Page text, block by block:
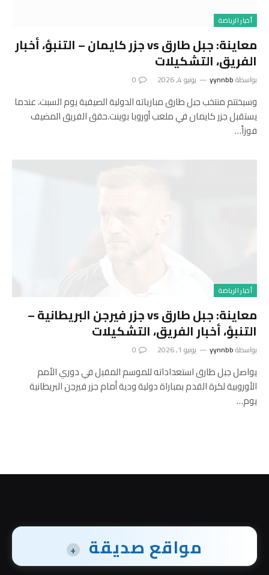
أخبار الرياضة
معاينة: جبل طارق vs جزر كايمان – التنبؤ، أخبار
الفريق، التشكيلات
بواسطةyynnbb يونيو 4, 2026 0
وسيختتم منتخب جبل طارق مبارياته الدولية الصيفية يوم السبت، عندما
يستقبل جزر كايمان في ملعب أوروبا بوينت.حقق الفريق المضيف
فوزاً…
أخبار الرياضة
معاينة: جبل طارق vs جزر فيرجن البريطانية –
التنبؤ، أخبار الفريق، التشكيلات
بواسطةyynnbb يونيو 1, 2026 0
يواصل جبل طارق استعداداته للموسم المقبل في دوري الأمم
الأوروبية لكرة القدم بمباراة دولية ودية أمام جزر فيرجن البريطانية
يوم…
مواقع صديقة +